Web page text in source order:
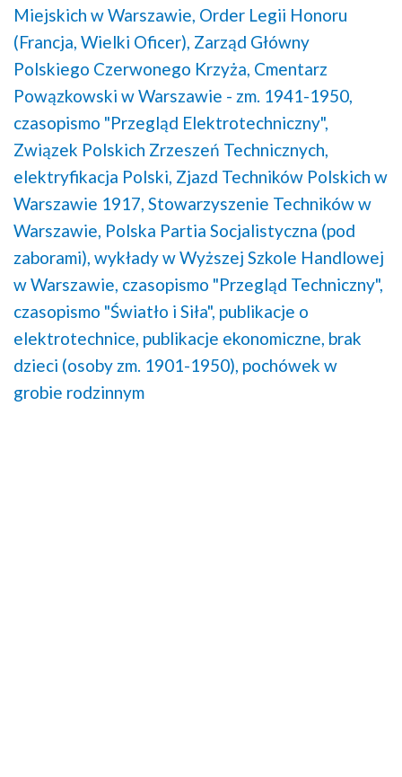
Miejskich w Warszawie, Order Legii Honoru
(Francja, Wielki Oficer), Zarząd Główny
Polskiego Czerwonego Krzyża, Cmentarz
Powązkowski w Warszawie - zm. 1941-1950,
czasopismo "Przegląd Elektrotechniczny",
Związek Polskich Zrzeszeń Technicznych,
elektryfikacja Polski, Zjazd Techników Polskich w
Warszawie 1917, Stowarzyszenie Techników w
Warszawie, Polska Partia Socjalistyczna (pod
zaborami), wykłady w Wyższej Szkole Handlowej
w Warszawie, czasopismo "Przegląd Techniczny",
czasopismo "Światło i Siła", publikacje o
elektrotechnice, publikacje ekonomiczne, brak
dzieci (osoby zm. 1901-1950), pochówek w
grobie rodzinnym